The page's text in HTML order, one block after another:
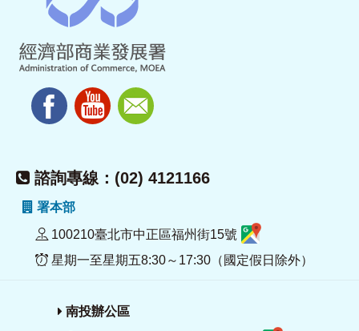
諮詢專線：(02) 4121166
署本部
100210臺北市中正區福州街15號
星期一至星期五8:30～17:30（國定假日除外）
南投辦公區